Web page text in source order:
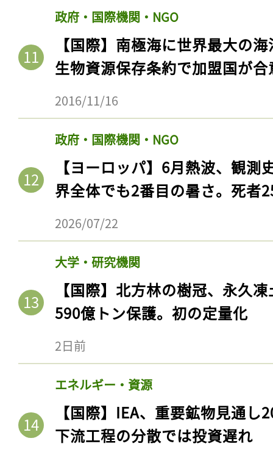
政府・国際機関・NGO
【国際】南極海に世界最大の
生物資源保存条約で加盟国が合
2016/11/16
政府・国際機関・NGO
【ヨーロッパ】6月熱波、観
界全体でも2番目の暑さ。死者
2026/07/22
大学・研究機関
【国際】北方林の樹冠、永久
590億トン保護。初の定量化
2日前
エネルギー・資源
【国際】IEA、重要鉱物見通
下流工程の分散では投資遅れ